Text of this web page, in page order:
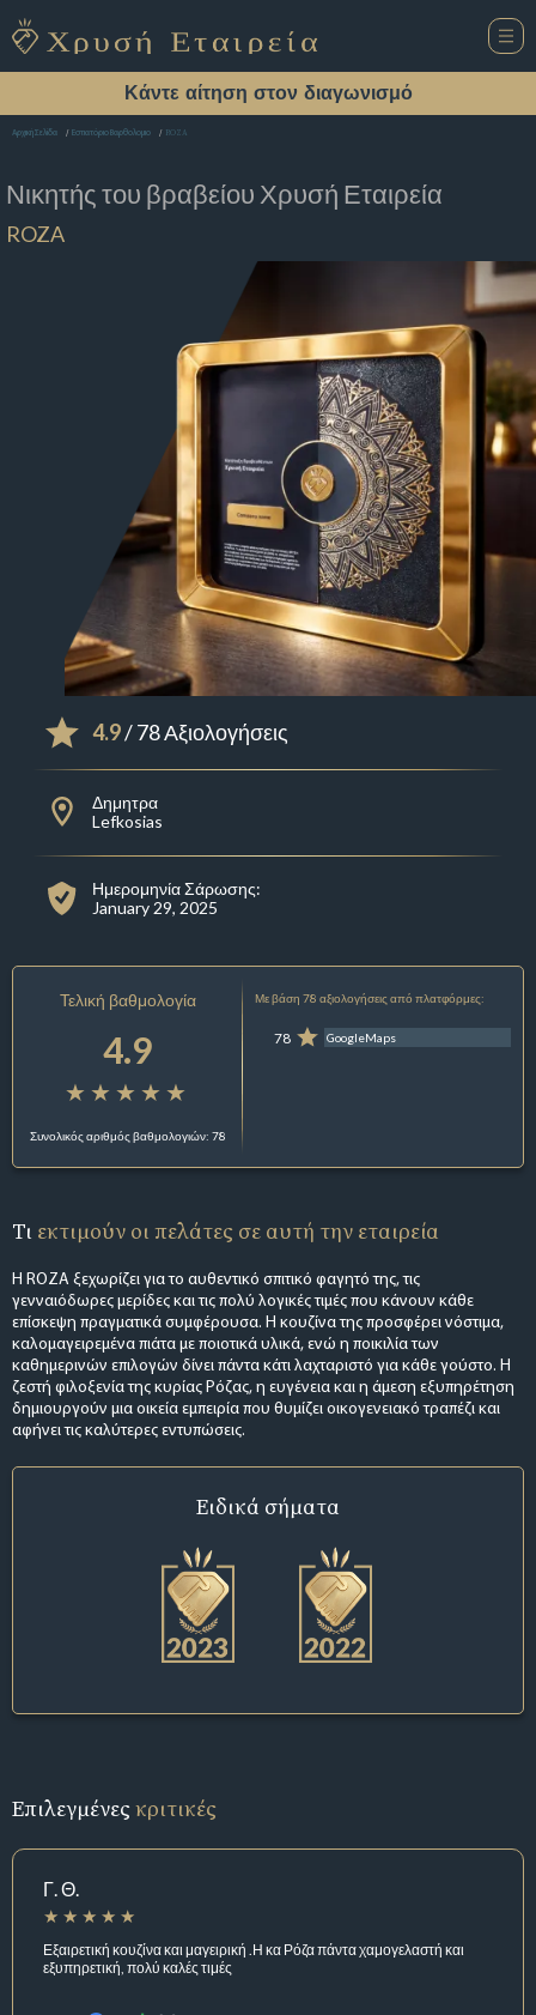
Κάντε αίτηση στον διαγωνισμό
Αρχική Σελίδα Εστιατόριο Βαρθολομιο ROZA
Νικητής του βραβείου Χρυσή Εταιρεία
ROZA
4.9/ 78 Αξιολογήσεις
Δημητρα
Lefkosias
Ημερομηνία Σάρωσης:
January 29, 2025
Τελική βαθμολογία
4.9
Συνολικός αριθμός βαθμολογιών: 78
Με βάση 78 αξιολογήσεις από πλατφόρμες:
78 GoogleMaps
Τι εκτιμούν οι πελάτες σε αυτή την εταιρεία
Η ROZA ξεχωρίζει για το αυθεντικό σπιτικό φαγητό της, τις
γενναιόδωρες μερίδες και τις πολύ λογικές τιμές που κάνουν κάθε
επίσκεψη πραγματικά συμφέρουσα. Η κουζίνα της προσφέρει νόστιμα,
καλομαγειρεμένα πιάτα με ποιοτικά υλικά, ενώ η ποικιλία των
καθημερινών επιλογών δίνει πάντα κάτι λαχταριστό για κάθε γούστο. Η
ζεστή φιλοξενία της κυρίας Ρόζας, η ευγένεια και η άμεση εξυπηρέτηση
δημιουργούν μια οικεία εμπειρία που θυμίζει οικογενειακό τραπέζι και
αφήνει τις καλύτερες εντυπώσεις.
Ειδικά σήματα
Επιλεγμένεςκριτικές
Γ. Θ.
Εξαιρετική κουζίνα και μαγειρική .Η κα Ρόζα πάντα χαμογελαστή και
εξυπηρετική, πολύ καλές τιμές